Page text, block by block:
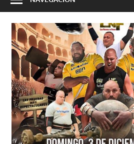
Ayuntamiento
de
Casariche
(Sevilla)